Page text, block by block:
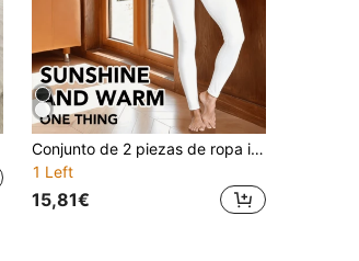
Conjunto de 2 piezas de ropa interior térmica de terciopelo negro con cuello redondo para mujer, pijamas para el hogar a prueba de frío en otoño/invierno, adecuado para climas fríos severos, deportes al aire libre, con calidez a prueba de frío, retención de calor ceñida al Body, comodidad en el hogar, tela elástica, se puede usar como regalo de otoño/invierno
1 Left
15,81€